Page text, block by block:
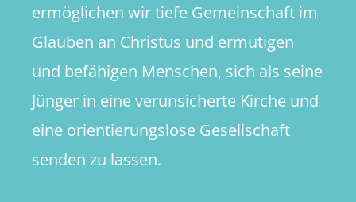
ermöglichen wir tiefe Gemeinschaft im
Glauben an Christus und ermutigen
und befähigen Menschen, sich als seine
Jünger in eine verunsicherte Kirche und
eine orientierungslose Gesellschaft
senden zu lassen.